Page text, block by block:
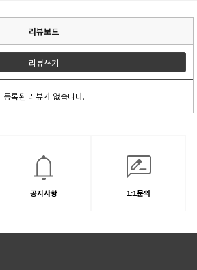
리뷰보드
리뷰쓰기
등록된 리뷰가 없습니다.
공지사항 1:1문의